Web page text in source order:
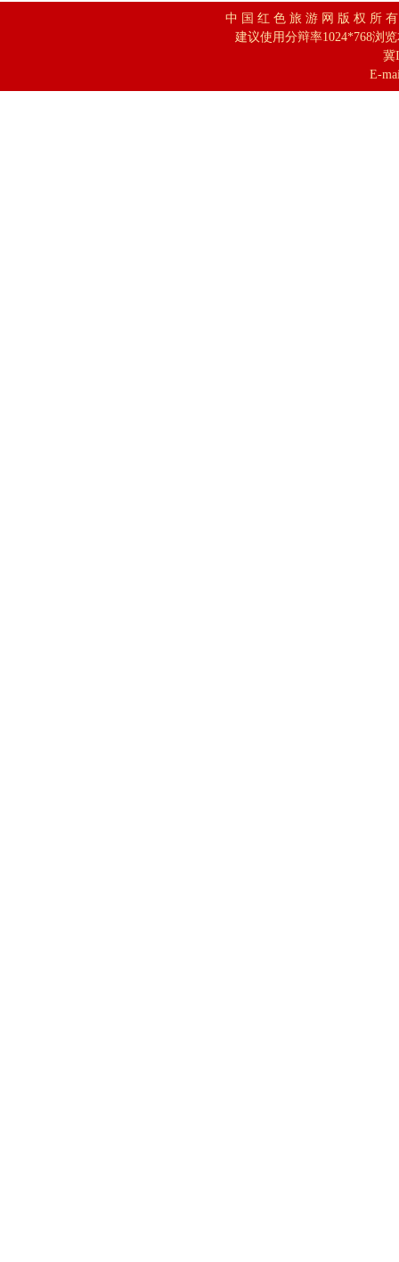
中 国 红 色 旅 游 网 版 权 所
建议使用分辩率1024*768浏
冀
E-